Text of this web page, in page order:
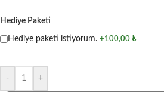
Hediye Paketi
Hediye paketi istiyorum. +100,00 ₺
- +